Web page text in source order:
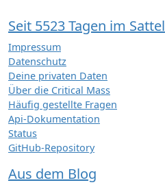
Seit 5523 Tagen im Sattel
Impressum
Datenschutz
Deine privaten Daten
Über die Critical Mass
Häufig gestellte Fragen
Api-Dokumentation
Status
GitHub-Repository
Aus dem Blog